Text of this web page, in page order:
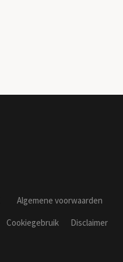
Algemene voorwaarden
Cookiegebruik
Disclaimer